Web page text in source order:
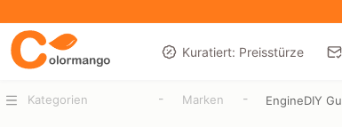
Kuratiert: Preisstürze
Kategorien - Marken - EngineDIY